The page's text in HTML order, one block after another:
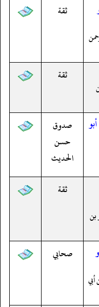
ثقة
ثقة
صدوق
حسن
الحديث
بن
ثقة
صحابي